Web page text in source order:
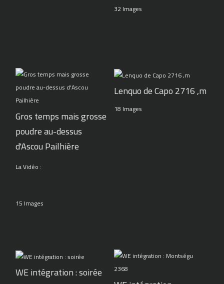
32 Images
Gros temps mais grosse
poudre au-dessus
d'Ascou Pailhière
La Vidéo :
15 Images
Lenquo de Capo 2716 ,m
18 Images
WE intégration : soirée